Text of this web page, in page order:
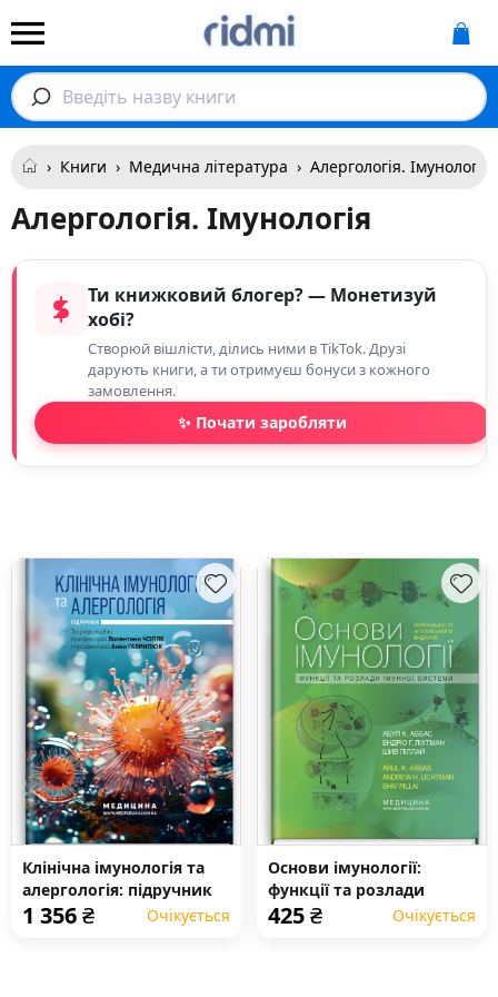
Введіть назву книги
› Книги › Медична література › Алергологія. Імунологія
Алергологія. Імунологія
Ти книжковий блогер? — Монетизуй
хобі?
Створюй вішлісти, ділись ними в TikTok. Друзі
дарують книги, а ти отримуєш бонуси з кожного
замовлення.
✨ Почати заробляти
Клінічна імунологія та
алергологія: підручник
1 356₴ Очікується
Основи імунології:
функції та розлади
імунної системи: 6-е
425₴ Очікується